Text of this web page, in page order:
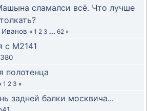
сламалси всё. Что лучше
Иванов « 1 2 3 ... 62 »
с М2141
полотенца
1 2 3 »
задней балки москвича...